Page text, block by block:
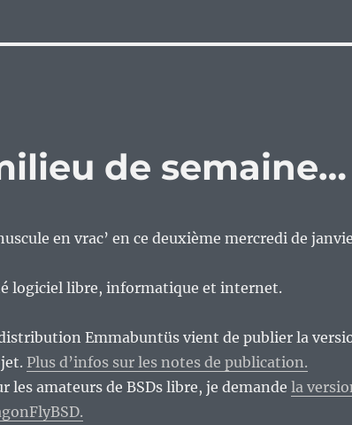
de semaine…
en vrac’ en ce deuxième mercredi de
logiciel libre, informatique et internet.
Emmabuntüs vient de publier la
Plus d’infos sur les notes de publication.
les amateurs de BSDs libre, je demande la